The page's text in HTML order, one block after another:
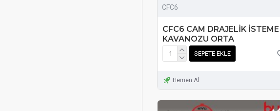
CFC6
CFC6 CAM DRAJELİK İSTEME
KAVANOZU ORTA
SEPETE EKLE
Hemen Al